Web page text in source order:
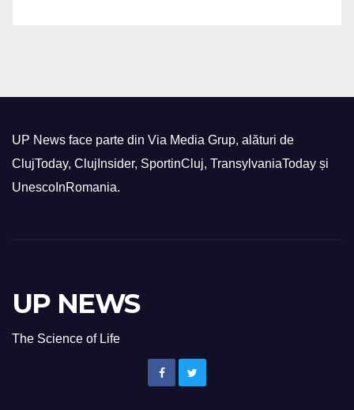
UP News face parte din Via Media Grup, alături de
ClujToday, ClujInsider, SportinCluj, TransylvaniaToday și
UnescoInRomania.
UP NEWS
The Science of Life